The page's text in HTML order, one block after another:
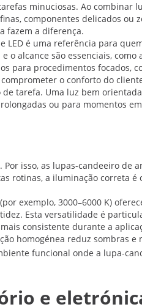
minuciosas. Ao combinar
componentes delicados ou
fazem a diferença.
LED é uma referência para
alcance são essenciais, como
para procedimentos focados,
o conforto do
tarefa. Uma luz bem
ou para momentos
isso, as lupas-candeeiro de
rotinas, a iluminação correta
exemplo, 3000–6000 K)
Esta versatilidade é
consistente durante a
homogénea reduz sombras
funcional onde a lupa-
e